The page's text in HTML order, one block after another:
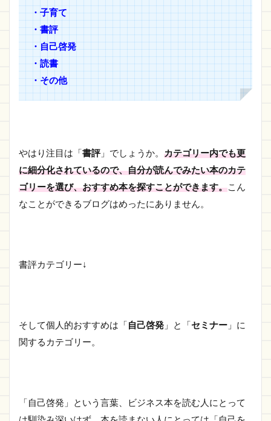
・子育て
・書評
・自己啓発
・読書
・その他
やはり注目は「書評」でしょうか。 カテゴリー内でも更
に細分化されているので、自分が読んでみたい本のカテ
ゴリーを選び、おすすめ本を探すことができます。こん
なことができるブログはめったにありません。
書評カテゴリー↓
そして個人的おすすめは「自己啓発 」と「セミナー 」に
関するカテゴリー。
「自己啓発」という言葉、ビジネス本を読む人にとって